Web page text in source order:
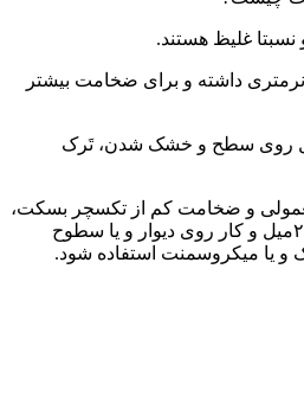
غلیظ هستند.
داشته و برای ضخامت بیشتر
روی سطح و خشک شدن، تَرک
و ضخامت کم از تکسچر بسکت،
ولی برای ضخامت‌های بالای ۲میل و کار روی دیوار و یا سطوح
و یا میکروسمنت استفاده شود.